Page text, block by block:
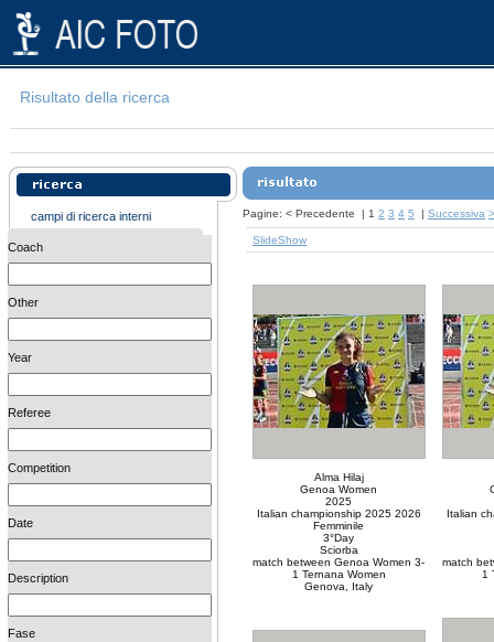
Risultato della ricerca
campi di ricerca interni
Coach
Other
Year
Referee
Competition
Date
Description
Fase
Pagine: < Precedente | 1 2 3 4 5 | Successiva >
SlideShow
Alma Hilaj
Genoa Women
2025
Italian championship 2025 2026
Femminile
3°Day
Sciorba
match between Genoa Women 3-
1 Ternana Women
Genova, Italy
Italian
match
1